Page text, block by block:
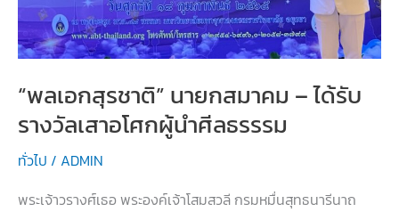
ชิง
ชนะ
เลิศ
แห่ง
ประเทศไทย
ประจำ
ปี
“พลเอกสุรชาติ” นายกสมาคม – ได้รับ
รางวัลเสาอโศกผู้นำศีลธรรรม
ทั่วไป / ADMIN
พระเจ้าวรางศ์เธอ พระองค์เจ้าโสมสวลี กรมหมื่นสุทธนารีนาถ